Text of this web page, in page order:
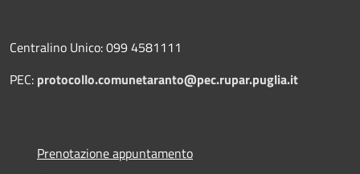
Centralino Unico: 099 4581111
PEC: protocollo.comunetaranto@pec.rupar.puglia.it
Prenotazione appuntamento